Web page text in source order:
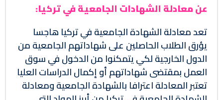
عن معادلة الشهادات الجامعية في تركيا:
تعد معادلة الشهادة الجامعية في تركيا هاجسا
يؤرق الطلاب الحاصلين على شهاداتهم الجامعية من
الدول الخارجية لكي يتمكنوا من الدخول في سوق
العمل بمقتضى شهاداتهم أو إكمال الدراسات العليا
تعتبر المعادلة اعترافا بالشهادة الجامعية ومعادلة